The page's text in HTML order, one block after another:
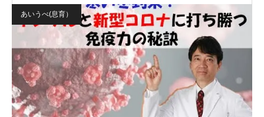
あいうべ(息育）